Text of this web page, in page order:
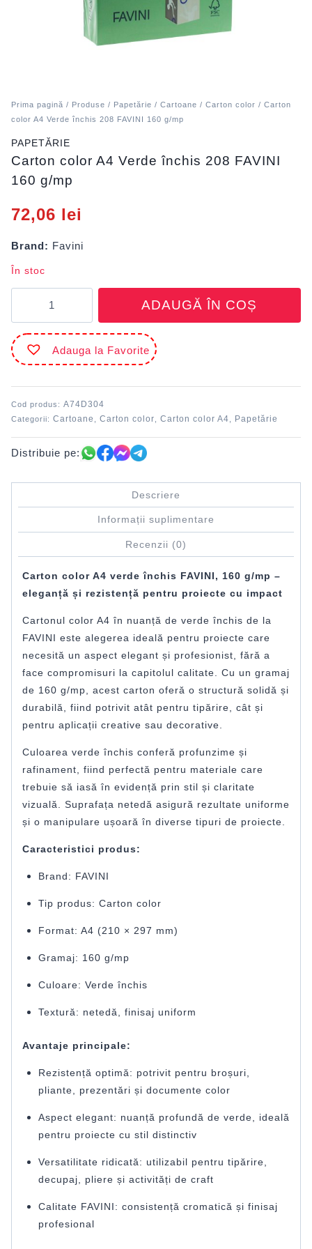
Prima pagină / Produse / Papetărie / Cartoane / Carton color / Carton
color A4 Verde închis 208 FAVINI 160 g/mp
PAPETĂRIE
Carton color A4 Verde închis 208 FAVINI
160 g/mp
72,06 lei
Brand: Favini
În stoc
color
A4
Verde
închis
g/mp
ADAUGĂ ÎN COȘ
Adauga la Favorite
Cod produs: A74D304
Categorii: Cartoane Carton color Carton color A4 Papetărie
Distribuie pe:
Descriere
Informații suplimentare
Recenzii (0)
Carton color A4 verde închis FAVINI, 160 g/mp –
eleganță și rezistență pentru proiecte cu impact
Cartonul color A4 în nuanță de verde închis de la
FAVINI este alegerea ideală pentru proiecte care
necesită un aspect elegant și profesionist, fără a
face compromisuri la capitolul calitate. Cu un gramaj
de 160 g/mp, acest carton oferă o structură solidă și
durabilă, fiind potrivit atât pentru tipărire, cât și
pentru aplicații creative sau decorative.
Culoarea verde închis conferă profunzime și
rafinament, fiind perfectă pentru materiale care
trebuie să iasă în evidență prin stil și claritate
vizuală. Suprafața netedă asigură rezultate uniforme
și o manipulare ușoară în diverse tipuri de proiecte.
Caracteristici produs:
Brand: FAVINI
Tip produs: Carton color
Format: A4 (210 × 297 mm)
Gramaj: 160 g/mp
Culoare: Verde închis
Textură: netedă, finisaj uniform
Avantaje principale:
Rezistență optimă: potrivit pentru broșuri,
pliante, prezentări și documente color
Aspect elegant: nuanță profundă de verde, ideală
pentru proiecte cu stil distinctiv
Versatilitate ridicată: utilizabil pentru tipărire,
decupaj, pliere și activități de craft
Calitate FAVINI: consistență cromatică și finisaj
profesional